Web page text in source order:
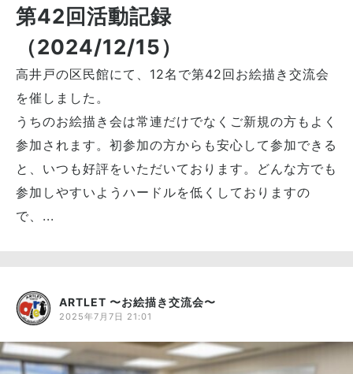
第42回活動記録
（2024/12/15）
高井戸の区民館にて、12名で第42回お絵描き交流会
を催しました。
うちのお絵描き会は常連だけでなくご新規の方もよく
参加されます。初参加の方からも安心して参加できる
と、いつも好評をいただいております。どんな方でも
参加しやすいようハードルを低くしておりますの
で、...
ARTLET 〜お絵描き交流会〜
2025年7月7日 21:01